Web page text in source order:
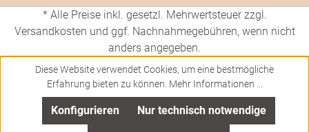
* Alle Preise inkl. gesetzl. Mehrwertsteuer zzgl.
Versandkosten und ggf. Nachnahmegebühren, wenn nicht
anders angegeben.
Diese Website verwendet Cookies, um eine bestmögliche
Erfahrung bieten zu können. Mehr Informationen ...
Nur technisch notwendige
Konfigurieren